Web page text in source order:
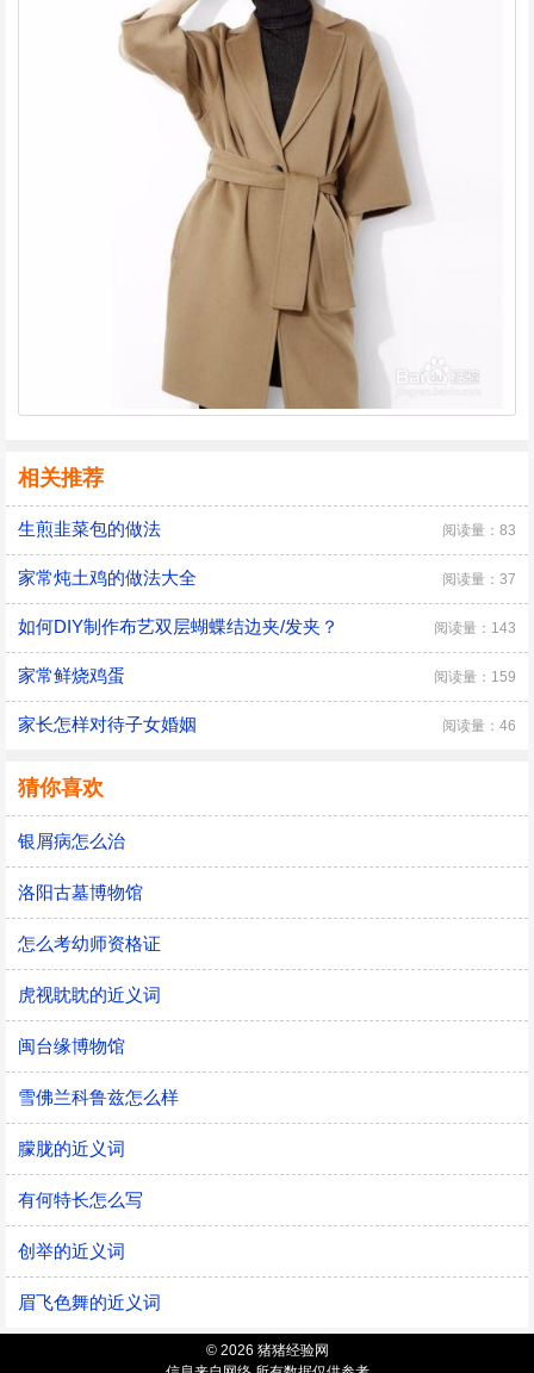
相关推荐
生煎韭菜包的做法 阅读量：83
家常炖土鸡的做法大全 阅读量：37
如何DIY制作布艺双层蝴蝶结边夹/发夹？ 阅读量：143
家常鲜烧鸡蛋 阅读量：159
家长怎样对待子女婚姻 阅读量：46
猜你喜欢
银屑病怎么治
洛阳古墓博物馆
怎么考幼师资格证
虎视眈眈的近义词
闽台缘博物馆
雪佛兰科鲁兹怎么样
朦胧的近义词
有何特长怎么写
创举的近义词
眉飞色舞的近义词
© 2026 猪猪经验网